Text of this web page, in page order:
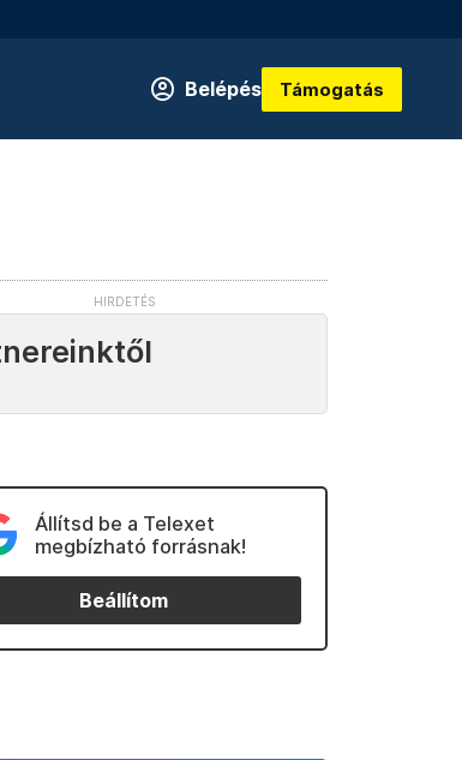
Belépés Támogatás
Állítsd be a Telexet
megbízható forrásnak!
Beállítom